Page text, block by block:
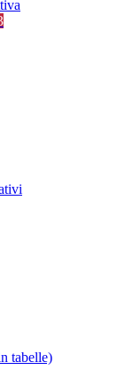
tabelle)